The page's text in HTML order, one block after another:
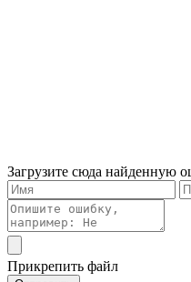
Загрузите сюда найденную
Прикрепить файл